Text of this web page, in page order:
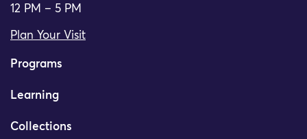
12 PM – 5 PM
Plan Your Visit
Programs
Learning
Collections